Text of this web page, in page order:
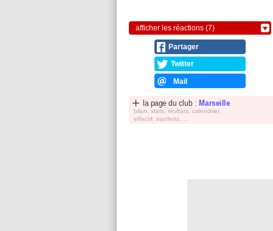
afficher les réactions (7)
Partager
Twitter
Mail
la page du club : Marseille
bilan, stats, réultats, calendrier,
effectif, tranferts, ...